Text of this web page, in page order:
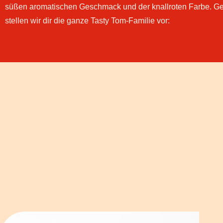
süßen aromatischen Geschmack und der knallroten Farbe.
stellen wir dir die ganze Tasty Tom-Familie vor: